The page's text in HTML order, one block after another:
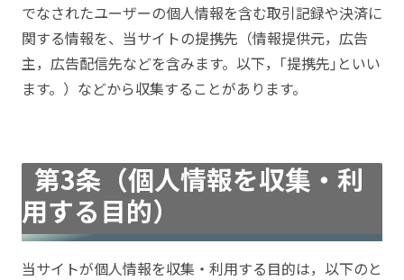
でなされたユーザーの個人情報を含む取引記録や決済に
関する情報を、当サイトの提携先（情報提供元，広告
主，広告配信先などを含みます。以下，｢提携先｣といい
ます。）などから収集することがあります。
第3条（個人情報を収集・利
用する目的）
当サイトが個人情報を収集・利用する目的は，以下のと